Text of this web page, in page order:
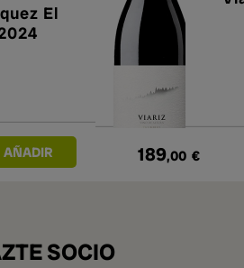
El
189,00 €
SOCIO